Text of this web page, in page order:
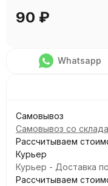
90 ₽
Whatsapp
Самовывоз
Самовывоз со
Рассчитываем
Курьер
Курьер - Доставка
Рассчитываем